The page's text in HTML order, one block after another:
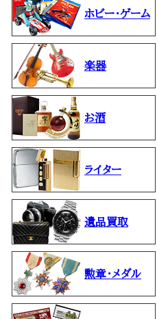
ホビー・ゲーム
楽器
お酒
ライター
遺品買取
勲章・メダル